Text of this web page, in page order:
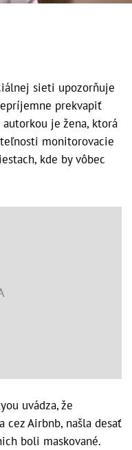
sieti upozorňuje
prekvapiť
je žena, ktorá
monitorovacie
kde by vôbec
uvádza, že
Airbnb, našla desať
boli maskované.